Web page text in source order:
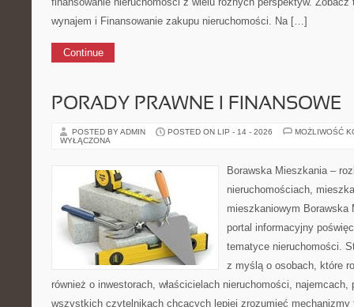
wynajem i Finansowanie zakupu nieruchomości. Na […]
Continue
PORADY PRAWNE I FINANSOWE
POSTED BY ADMIN POSTED ON LIP - 14 - 2026
MOŻLIWOŚĆ
WYŁĄCZONA
Borawska Mieszkania –
nieruchomościach,
mieszkaniowym Borawska
portal informacyjny
tematyce nieruchomości.
z myślą o osobach, które
również o inwestorach, właścicielach nieruchomości, najemcach,
wszystkich czytelnikach chcących lepiej zrozumieć mechanizmy